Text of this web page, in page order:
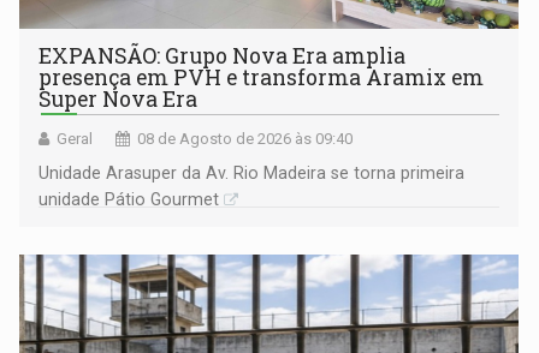
EXPANSÃO: Grupo Nova Era amplia
presença em PVH e transforma Aramix em
Super Nova Era
Geral 08 de Agosto de 2026 às 09:40
Unidade Arasuper da Av. Rio Madeira se torna primeira
unidade Pátio Gourmet